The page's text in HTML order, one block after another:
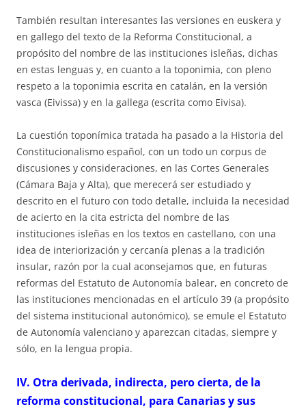
También resultan interesantes las versiones en euskera y
en gallego del texto de la Reforma Constitucional, a
propósito del nombre de las instituciones isleñas, dichas
en estas lenguas y, en cuanto a la toponimia, con pleno
respeto a la toponimia escrita en catalán, en la versión
vasca (Eivissa) y en la gallega (escrita como Eivisa).
La cuestión toponímica tratada ha pasado a la Historia del
Constitucionalismo español, con un todo un corpus de
discusiones y consideraciones, en las Cortes Generales
(Cámara Baja y Alta), que merecerá ser estudiado y
descrito en el futuro con todo detalle, incluida la necesidad
de acierto en la cita estricta del nombre de las
instituciones isleñas en los textos en castellano, con una
idea de interiorización y cercanía plenas a la tradición
insular, razón por la cual aconsejamos que, en futuras
reformas del Estatuto de Autonomía balear, en concreto de
las instituciones mencionadas en el artículo 39 (a propósito
del sistema institucional autonómico), se emule el Estatuto
de Autonomía valenciano y aparezcan citadas, siempre y
sólo, en la lengua propia.
IV. Otra derivada, indirecta, pero cierta, de la
reforma constitucional, para Canarias y sus